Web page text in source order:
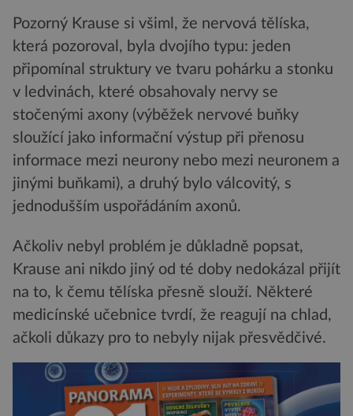
Pozorný Krause si všiml, že nervová tělíska,
která pozoroval, byla dvojího typu: jeden
připomínal struktury ve tvaru pohárku a stonku
v ledvinách, které obsahovaly nervy se
stočenými axony (výběžek nervové buňky
sloužící jako informační výstup při přenosu
informace mezi neurony nebo mezi neuronem a
jinými buňkami), a druhý bylo válcovitý, s
jednodušším uspořádáním axonů.
Ačkoliv nebyl problém je důkladně popsat,
Krause ani nikdo jiný od té doby nedokázal přijít
na to, k čemu tělíska přesně slouží. Některé
medicínské učebnice tvrdí, že reagují na chlad,
ačkoli důkazy pro to nebyly nijak přesvědčivé.